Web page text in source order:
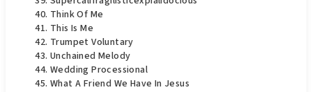
Think Of Me
This Is Me
Trumpet Voluntary
Unchained Melody
Wedding Processional
What A Friend We Have In Jesus